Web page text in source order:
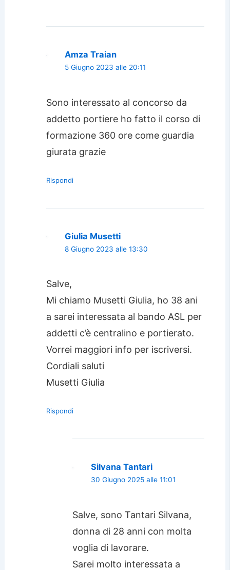
Amza Traian
5 Giugno 2023 alle 20:11
Sono interessato al concorso da
addetto portiere ho fatto il corso di
formazione 360 ore come guardia
giurata grazie
Rispondi
Giulia Musetti
8 Giugno 2023 alle 13:30
Salve,
Mi chiamo Musetti Giulia, ho 38 ani
a sarei interessata al bando ASL per
addetti c’è centralino e portierato.
Vorrei maggiori info per iscriversi.
Cordiali saluti
Musetti Giulia
Rispondi
Silvana Tantari
30 Giugno 2025 alle 11:01
Salve, sono Tantari Silvana,
donna di 28 anni con molta
voglia di lavorare.
Sarei molto interessata a